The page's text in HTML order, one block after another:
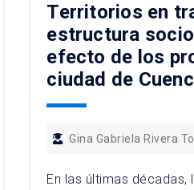
Territorios en
estructura
efecto de los
ciudad de
Gina Gabriela Rivera
En las últimas